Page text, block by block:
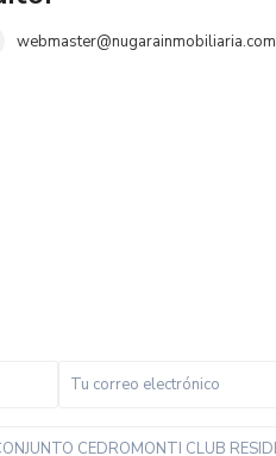
webmaster@nugarainmobiliaria.com